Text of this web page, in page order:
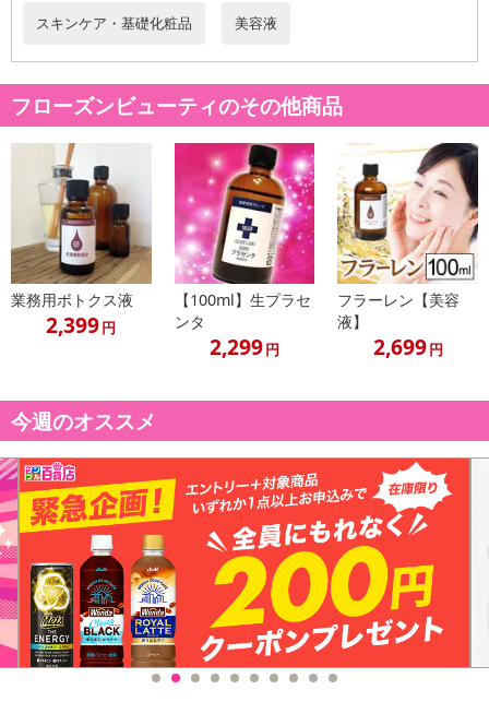
スキンケア・基礎化粧品 美容液
フローズンビューティのその他商品
業務用ボトクス液
2,399円
【100ml】生プラセ
ンタ
2,299円
フラーレン【美容
液】
2,699円
今週のオススメ